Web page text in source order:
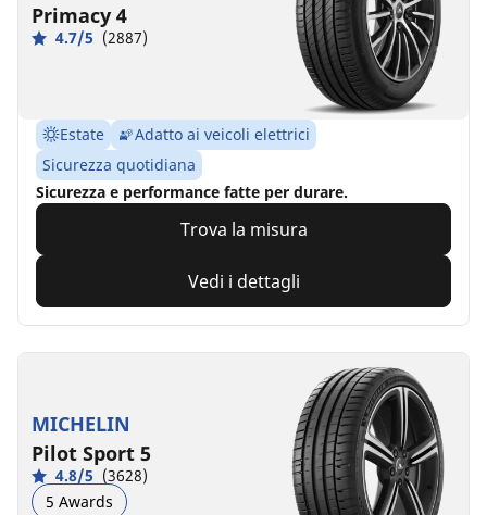
Primacy 4
4.7/5 (2887)
Estate
Adatto ai veicoli elettrici
Sicurezza quotidiana
Sicurezza e performance fatte per durare.
Trova la misura
Vedi i dettagli
MICHELIN
Pilot Sport 5
4.8/5 (3628)
5 Awards